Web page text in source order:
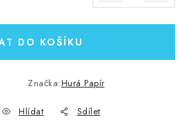
DO KOŠÍKU
Značka:Hurá Papír
Hlídat Sdílet